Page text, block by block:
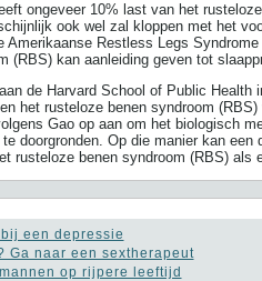
ongeveer 10% last van het
ook wel zal kloppen met het
Amerikaanse Restless Legs
(RBS) kan aanleiding geven tot
de Harvard School of Public Health
het rusteloze benen syndroom
Gao op aan om het biologisch
doorgronden. Op die manier kan een
rusteloze benen syndroom (RBS) als
een depressie
Ga naar een sextherapeut
op rijpere leeftijd